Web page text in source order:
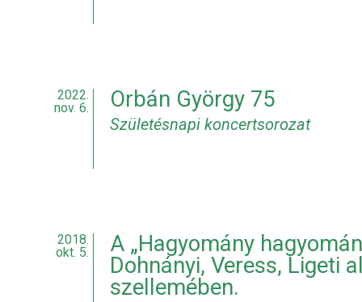
2022.
nov. 6.
Orbán György 75
Születésnapi koncertsorozat
2018.
okt. 5.
A „Hagyomány
Dohnányi, Veress, Ligeti
szellemében.